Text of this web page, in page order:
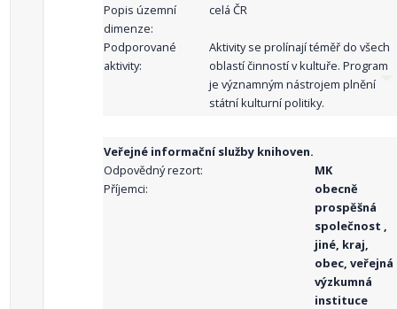
Popis územní
dimenze:
celá ČR
Podporované
aktivity:
Aktivity se prolínají téměř do všech
oblastí činností v kultuře. Program
je významným nástrojem plnění
státní kulturní politiky.
Veřejné informační služby knihoven.
Odpovědný rezort:
MK
Příjemci:
obecně
prospěšná
společnost ,
jiné, kraj,
obec, veřejná
výzkumná
instituce